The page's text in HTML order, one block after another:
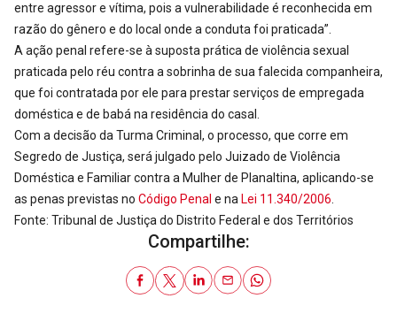
entre agressor e vítima, pois a vulnerabilidade é reconhecida em
razão do gênero e do local onde a conduta foi praticada”.
A ação penal refere-se à suposta prática de violência sexual
praticada pelo réu contra a sobrinha de sua falecida companheira,
que foi contratada por ele para prestar serviços de empregada
doméstica e de babá na residência do casal.
Com a decisão da Turma Criminal, o processo, que corre em
Segredo de Justiça, será julgado pelo Juizado de Violência
Doméstica e Familiar contra a Mulher de Planaltina, aplicando-se
as penas previstas no Código Penal e na Lei 11.340/2006
Fonte: Tribunal de Justiça do Distrito Federal e dos Territórios
Compartilhe: